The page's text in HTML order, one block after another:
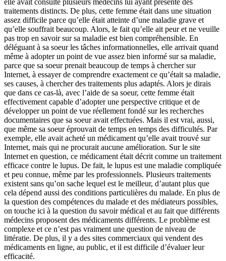
traitements distincts. De plus, cette femme était dans une situation
assez difficile parce qu’elle était atteinte d’une maladie grave et
qu’elle souffrait beaucoup. Alors, le fait qu’elle ait peur et ne veuille
pas trop en savoir sur sa maladie est bien compréhensible. En
déléguant à sa soeur les tâches informationnelles, elle arrivait quand
même à adopter un point de vue assez bien informé sur sa maladie,
parce que sa soeur prenait beaucoup de temps à chercher sur
Internet, à essayer de comprendre exactement ce qu’était sa maladie,
ses causes, à chercher des traitements plus adaptés. Alors je dirais
que dans ce cas-là, avec l’aide de sa soeur, cette femme était
effectivement capable d’adopter une perspective critique et de
développer un point de vue réellement fondé sur les recherches
documentaires que sa soeur avait effectuées. Mais il est vrai, aussi,
que même sa soeur éprouvait de temps en temps des difficultés. Par
exemple, elle avait acheté un médicament qu’elle avait trouvé sur
Internet, mais qui ne procurait aucune amélioration. Sur le site
Internet en question, ce médicament était décrit comme un traitement
efficace contre le lupus. De fait, le lupus est une maladie compliquée
et peu connue, même par les professionnels. Plusieurs traitements
existent sans qu’on sache lequel est le meilleur, d’autant plus que
cela dépend aussi des conditions particulières du malade. En plus de
la question des compétences du malade et des médiateurs possibles,
on touche ici à la question du savoir médical et au fait que différents
médecins proposent des médicaments différents. Le problème est
complexe et ce n’est pas vraiment une question de niveau de
littératie. De plus, il y a des sites commerciaux qui vendent des
médicaments en ligne, au public, et il est difficile d’évaluer leur
efficacité.